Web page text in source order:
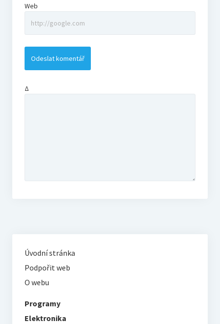
Web
Δ
Úvodní stránka
Podpořit web
O webu
Programy
Elektronika